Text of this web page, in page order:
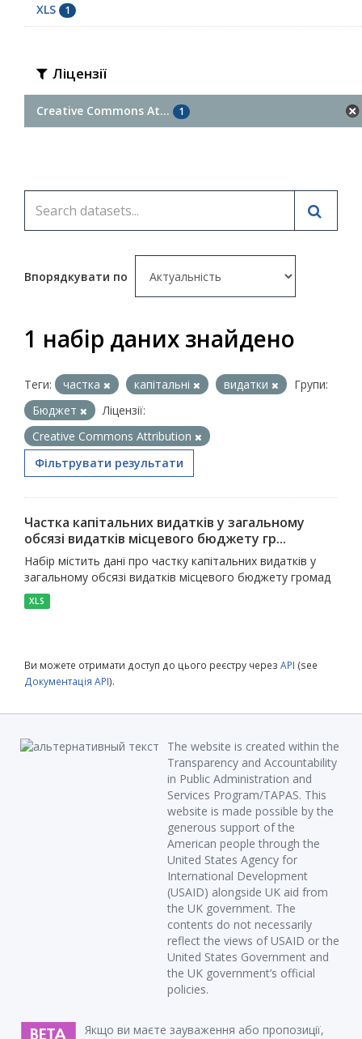
XLS 1
Ліцензії
Creative Commons At... 1
Впорядкувати по
1 набір даних знайдено
Теги: частка капітальні видатки
Групи:
Бюджет
Ліцензії:
Creative Commons Attribution
Фільтрувати результати
Частка капітальних видатків у загальному
обсязі видатків місцевого бюджету гр...
Набір містить дані про частку капітальних видатків у
загальному обсязі видатків місцевого бюджету громад
XLS
Ви можете отримати доступ до цього реєстру через API (see
Документація API).
The website is created within the
Transparency and Accountability
in Public Administration and
Services Program/TAPAS. This
website is made possible by the
generous support of the
American people through the
United States Agency for
International Development
(USAID) alongside UK aid from
the UK government. The
contents do not necessarily
reflect the views of USAID or the
United States Government and
the UK government’s official
policies.
Якщо ви маєте зауваження або пропозиції,